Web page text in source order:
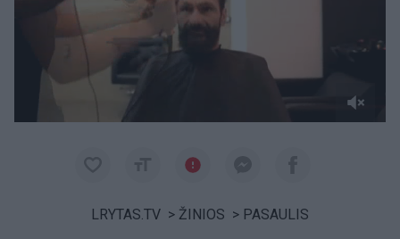
LRYTAS.TV > ŽINIOS > PASAULIS